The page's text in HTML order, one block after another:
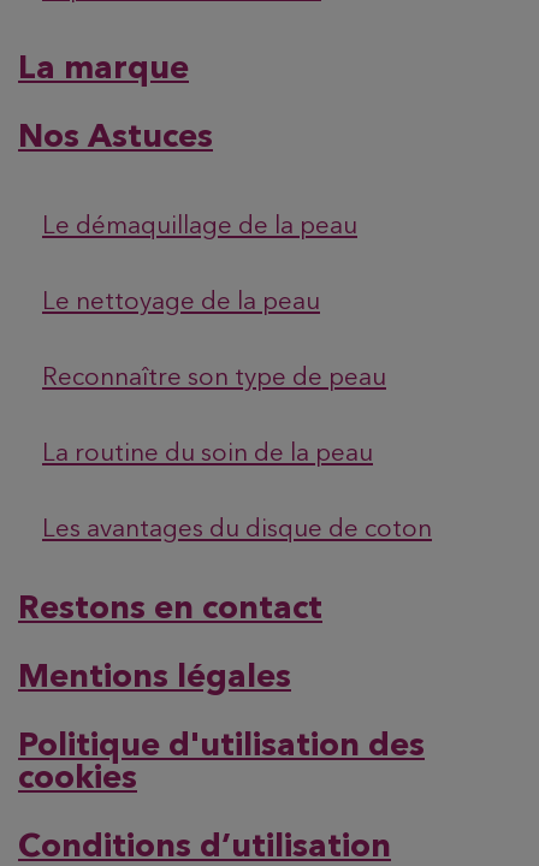
La marque
Nos Astuces
Le démaquillage de la peau
Le nettoyage de la peau
Reconnaître son type de peau
La routine du soin de la peau
Les avantages du disque de coton
Restons en contact
Mentions légales
Politique d'utilisation des
cookies
Conditions d’utilisation